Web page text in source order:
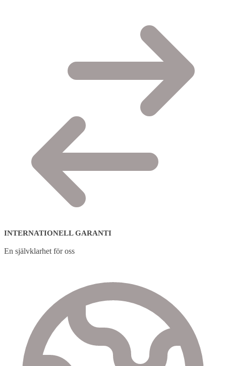
INTERNATIONELL GARANTI
En självklarhet för oss